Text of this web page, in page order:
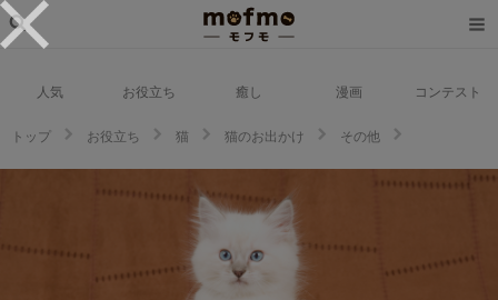
人気 お役立ち 癒し 漫画 コンテスト
トップ お役立ち 猫 猫のお出かけ
その他